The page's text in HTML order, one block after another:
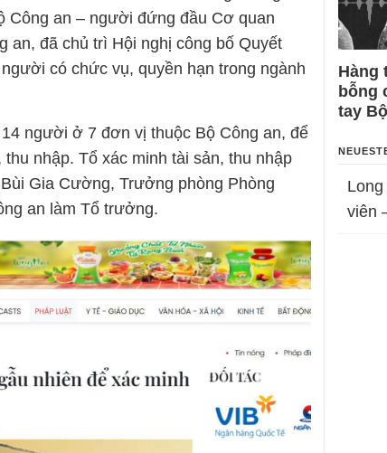
Công an – người đứng đầu Cơ quan
an, đã chủ trì Hội nghị công bố Quyết
có chức vụ, quyền hạn trong ngành
người ở 7 đơn vị thuộc Bộ Công an, để
nhập. Tổ xác minh tài sản, thu nhập
Gia Cường, Trưởng phòng Phòng
an làm Tổ trưởng.
Hàng
bỗng
tay
viên